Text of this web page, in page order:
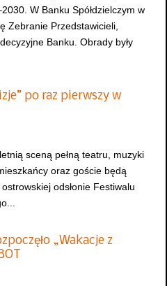
W Banku Spółdzielczym w
Zebranie Przedstawicieli,
Banku. Obrady były
po raz pierwszy w
sceną pełną teatru, muzyki
oraz goście będą
odsłonie Festiwalu
„Wakacje z